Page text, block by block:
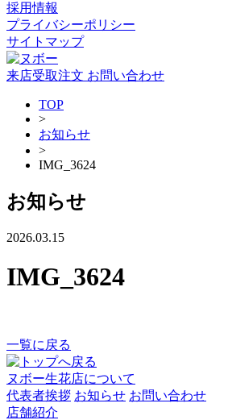
採用情報
プライバシーポリシー
サイトマップ
来店受取注文 お問い合わせ
TOP
>
お知らせ
>
IMG_3624
お知らせ
2026.03.15
IMG_3624
一覧に戻る
ヌボー生花店について
代表者挨拶 お知らせ お問い合わせ
店舗紹介